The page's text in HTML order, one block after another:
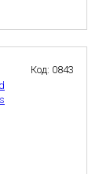
Код: 0843